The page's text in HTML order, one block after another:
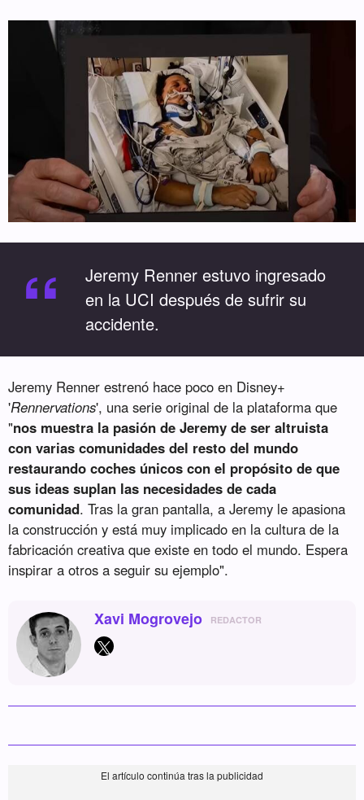
“
Jeremy Renner estuvo ingresado
en la UCI después de sufrir su
accidente.
Jeremy Renner estrenó hace poco en Disney+
'Rennervations', una serie original de la plataforma que
"nos muestra la pasión de Jeremy de ser altruista
con varias comunidades del resto del mundo
restaurando coches únicos con el propósito de que
sus ideas suplan las necesidades de cada
comunidad. Tras la gran pantalla, a Jeremy le apasiona
la construcción y está muy implicado en la cultura de la
fabricación creativa que existe en todo el mundo. Espera
inspirar a otros a seguir su ejemplo".
Xavi Mogrovejo REDACTOR